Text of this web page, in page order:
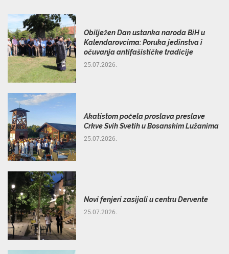
Obilježen Dan ustanka naroda BiH u
Kalendarovcima: Poruka jedinstva i
očuvanja antifašističke tradicije
25.07.2026.
Akatistom počela proslava preslave
Crkve Svih Svetih u Bosanskim Lužanima
25.07.2026.
Novi fenjeri zasijali u centru Dervente
25.07.2026.